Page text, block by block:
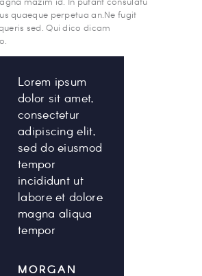
quaeque perpetua an.Ne fugit
sed. Qui dico dicam
Lorem ipsum
dolor sit amet,
consectetur
adipiscing elit,
sed do eiusmod
tempor
incididunt ut
labore et dolore
magna aliqua
tempor
MORGAN